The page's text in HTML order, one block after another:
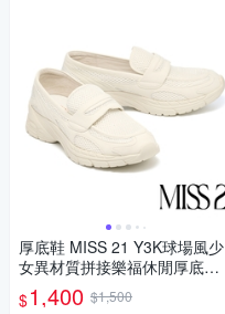
厚底鞋 MISS 21 Y3K球場風少
女異材質拼接樂福休閒厚底鞋
－白
$1,400 $1,500